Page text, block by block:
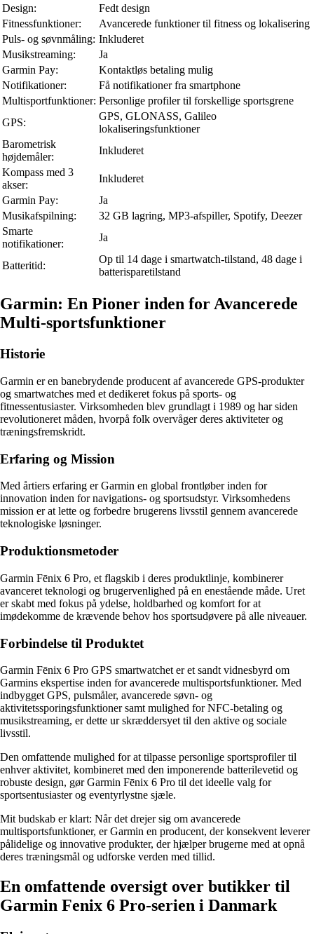
Design:
Fedt design
Fitnessfunktioner:
Avancerede funktioner til fitness og lokalisering
Puls- og søvnmåling: Inkluderet
Musikstreaming:
Ja
Garmin Pay:
Kontaktløs betaling mulig
Notifikationer:
Få notifikationer fra smartphone
Multisportfunktioner: Personlige profiler til forskellige sportsgrene
GPS:
GPS, GLONASS, Galileo
lokaliseringsfunktioner
Barometrisk
højdemåler:
Inkluderet
Kompass med 3
akser:
Inkluderet
Garmin Pay:
Ja
Musikafspilning:
32 GB lagring, MP3-afspiller, Spotify, Deezer
Smarte
notifikationer:
Ja
Batteritid:
Op til 14 dage i smartwatch-tilstand, 48 dage i
batterisparetilstand
Garmin: En Pioner inden for Avancerede
Multi-sportsfunktioner
Historie
Garmin er en banebrydende producent af avancerede GPS-produkter
og smartwatches med et dedikeret fokus på sports- og
fitnessentusiaster. Virksomheden blev grundlagt i 1989 og har siden
revolutioneret måden, hvorpå folk overvåger deres aktiviteter og
træningsfremskridt.
Erfaring og Mission
Med årtiers erfaring er Garmin en global frontløber inden for
innovation inden for navigations- og sportsudstyr. Virksomhedens
mission er at lette og forbedre brugerens livsstil gennem avancerede
teknologiske løsninger.
Produktionsmetoder
Garmin Fēnix 6 Pro, et flagskib i deres produktlinje, kombinerer
avanceret teknologi og brugervenlighed på en enestående måde. Uret
er skabt med fokus på ydelse, holdbarhed og komfort for at
imødekomme de krævende behov hos sportsudøvere på alle niveauer.
Forbindelse til Produktet
Garmin Fēnix 6 Pro GPS smartwatchet er et sandt vidnesbyrd om
Garmins ekspertise inden for avancerede multisportsfunktioner. Med
indbygget GPS, pulsmåler, avancerede søvn- og
aktivitetssporingsfunktioner samt mulighed for NFC-betaling og
musikstreaming, er dette ur skræddersyet til den aktive og sociale
livsstil.
Den omfattende mulighed for at tilpasse personlige sportsprofiler til
enhver aktivitet, kombineret med den imponerende batterilevetid og
robuste design, gør Garmin Fēnix 6 Pro til det ideelle valg for
sportsentusiaster og eventyrlystne sjæle.
Mit budskab er klart: Når det drejer sig om avancerede
multisportsfunktioner, er Garmin en producent, der konsekvent leverer
pålidelige og innovative produkter, der hjælper brugerne med at opnå
deres træningsmål og udforske verden med tillid.
En omfattende oversigt over butikker til
Garmin Fenix 6 Pro-serien i Danmark